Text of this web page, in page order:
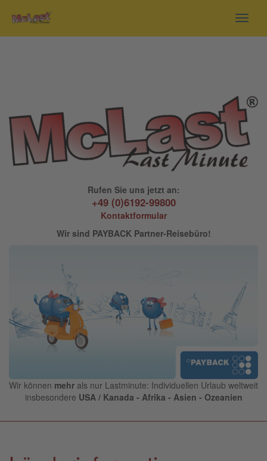
Rufen Sie uns jetzt an:
+49 (0)6192-99800
Kontaktformular
Wir sind PAYBACK Partner-Reisebüro!
Wir können mehr als nur Lastminute: Individuellen Urlaub weltweit
insbesondere USA / Kanada - Afrika - Asien - Ozeanien